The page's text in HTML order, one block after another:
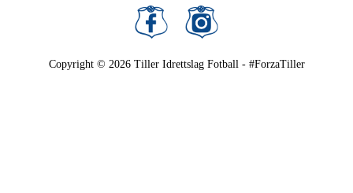
Copyright © 2026 Tiller Idrettslag Fotball - #ForzaTiller